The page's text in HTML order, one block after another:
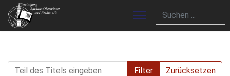
Teil des Titels eingeben Filter
Zurücksetzen